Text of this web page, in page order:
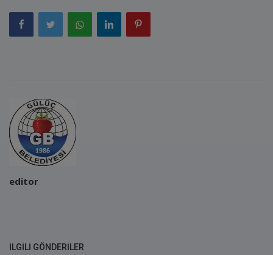
editor
İLGILI GÖNDERILER